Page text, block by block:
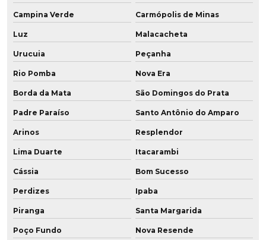
Roldana em pu baixa dureza
Roldanas de pu
Roletes de poliuretano
Soluções em poliuretano
Tubo flexível poliuretano
Tubo de poliuretano
Tubo poliuretano preço
Tubo revestido poliuretano
Tubos de aço revestidos em poliuretano
Campina Verde Carmópolis de Minas
Luz Malacacheta
Urucuia Peçanha
Rio Pomba Nova Era
Borda da Mata São Domingos do Prata
Padre Paraíso Santo Antônio do Amparo
Arinos Resplendor
Lima Duarte Itacarambi
Cássia Bom Sucesso
Perdizes Ipaba
Piranga Santa Margarida
Poço Fundo Nova Resende